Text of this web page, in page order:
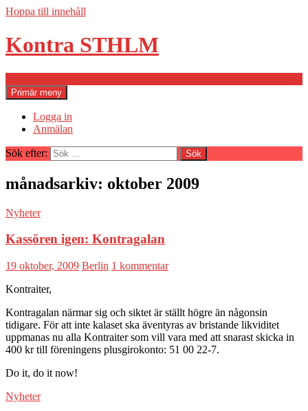
Hoppa till innehåll
Kontra STHLM
Primär meny
Logga in
Anmälan
Sök efter:
månadsarkiv: oktober 2009
Nyheter
Kassören igen: Kontragalan
19 oktober, 2009 Berlin 1 kommentar
Kontraiter,
Kontragalan närmar sig och siktet är ställt högre än någonsin
tidigare. För att inte kalaset ska äventyras av bristande likviditet
uppmanas nu alla Kontraiter som vill vara med att snarast skicka in
400 kr till föreningens plusgirokonto: 51 00 22-7.
Do it, do it now!
Nyheter